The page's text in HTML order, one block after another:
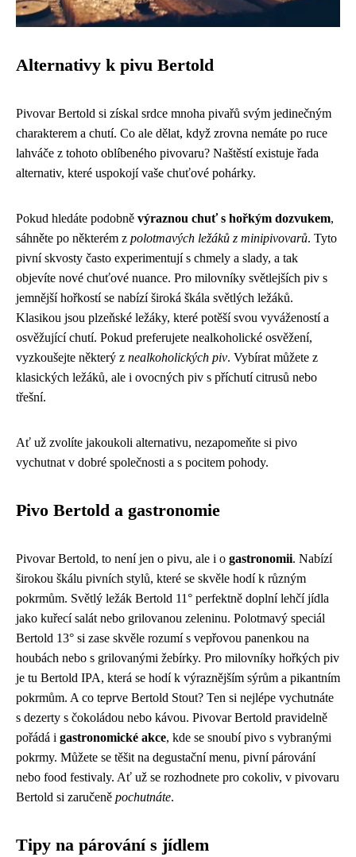
Alternativy k pivu Bertold
Pivovar Bertold si získal srdce mnoha pivařů svým jedinečným
charakterem a chutí. Co ale dělat, když zrovna nemáte po ruce
lahváče z tohoto oblíbeného pivovaru? Naštěstí existuje řada
alternativ, které uspokojí vaše chuťové pohárky.
Pokud hledáte podobně výraznou chuť s hořkým dozvukem,
sáhněte po některém z polotmavých ležáků z minipivovarů. Tyto
pivní skvosty často experimentují s chmely a slady, a tak
objevíte nové chuťové nuance. Pro milovníky světlejších piv s
jemnější hořkostí se nabízí široká škála světlých ležáků.
Klasikou jsou plzeňské ležáky, které potěší svou vyvážeností a
osvěžující chutí. Pokud preferujete nealkoholické osvěžení,
vyzkoušejte některý z nealkoholických piv. Vybírat můžete z
klasických ležáků, ale i ovocných piv s příchutí citrusů nebo
třešní.
Ať už zvolíte jakoukoli alternativu, nezapomeňte si pivo
vychutnat v dobré společnosti a s pocitem pohody.
Pivo Bertold a gastronomie
Pivovar Bertold, to není jen o pivu, ale i o gastronomii. Nabízí
širokou škálu pivních stylů, které se skvěle hodí k různým
pokrmům. Světlý ležák Bertold 11° perfektně doplní lehčí jídla
jako kuřecí salát nebo grilovanou zeleninu. Polotmavý speciál
Bertold 13° si zase skvěle rozumí s vepřovou panenkou na
houbách nebo s grilovanými žebírky. Pro milovníky hořkých piv
je tu Bertold IPA, která se hodí k výraznějším sýrům a pikantním
pokrmům. A co teprve Bertold Stout? Ten si nejlépe vychutnáte
s dezerty s čokoládou nebo kávou. Pivovar Bertold pravidelně
pořádá i gastronomické akce, kde se snoubí pivo s vybranými
pokrmy. Můžete se těšit na degustační menu, pivní párování
nebo food festivaly. Ať už se rozhodnete pro cokoliv, v pivovaru
Bertold si zaručeně pochutnáte.
Tipy na párování s jídlem